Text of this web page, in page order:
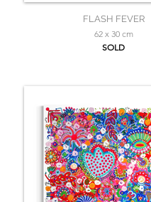
FLASH FEVER
62 x 30 cm
SOLD